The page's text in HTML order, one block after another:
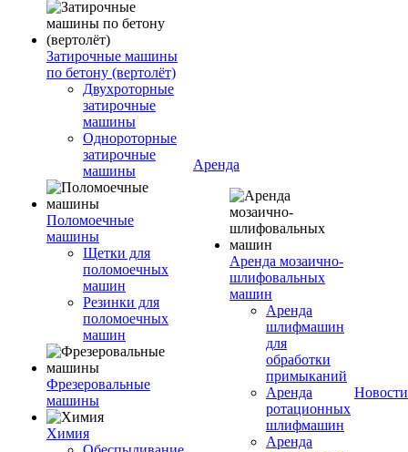
Затирочные машины
по бетону (вертолёт)
Двухроторные
затирочные
машины
Однороторные
затирочные
машины
Поломоечные
машины
Щетки для
поломоечных
машин
Резинки для
поломоечных
машин
Фрезеровальные
машины
Химия
Аренда
Аренда мозаично-
шлифовальных
машин
Аренда
шлифмашин
для
обработки
примыканий
Аренда
ротационных
шлифмашин
Аренда
Новости